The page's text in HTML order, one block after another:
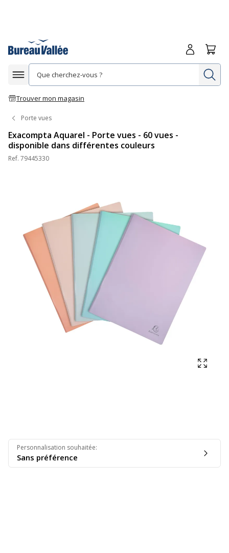
Afficher la navigation
Trouver mon magasin
Me
Porte vues
Exacompta Aquarel - Porte vues - 60 vues -
disponible dans différentes couleurs
Ref. 79445330
Personnalisation souhaitée:
Sans préférence